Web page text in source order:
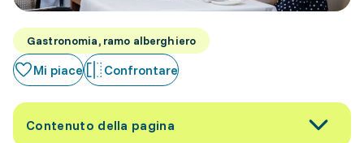
Gastronomia, ramo alberghiero
Mi piace Confrontare
Contenuto della pagina